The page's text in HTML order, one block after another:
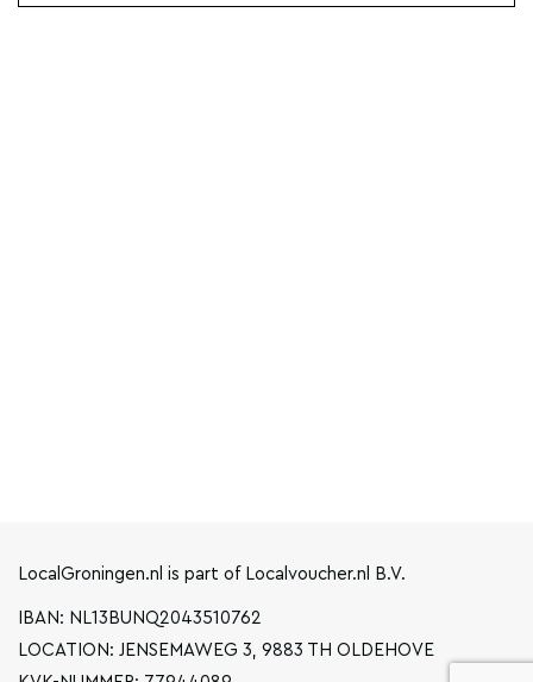
LocalGroningen.nl is part of Localvoucher.nl B.V.
IBAN: NL13BUNQ2043510762
LOCATION: JENSEMAWEG 3, 9883 TH OLDEHOVE